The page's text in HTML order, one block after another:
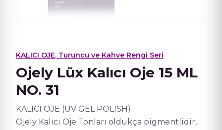
KALICI OJE, Turuncu ve Kahve Rengi Seri
Ojely Lüx Kalıcı Oje 15 ML
NO. 31
KALICI OJE (UV GEL POLISH)
Ojely Kalıcı Oje Tonları oldukça pigmentlidir,